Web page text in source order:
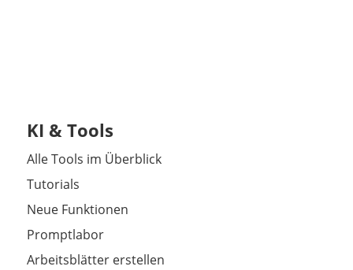
KI & Tools
Alle Tools im Überblick
Tutorials
Neue Funktionen
Promptlabor
Arbeitsblätter erstellen